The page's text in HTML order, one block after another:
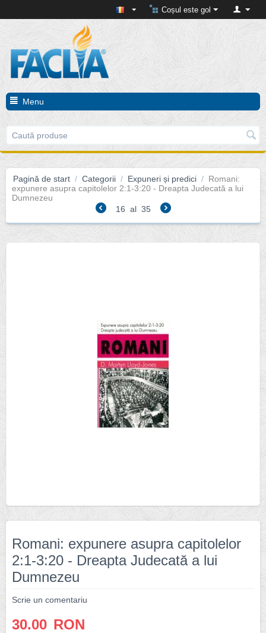
Coșul este gol
Menu
Pagină de start / Categorii / Expuneri și predici / Romani:
expunere asupra capitolelor 2:1-3:20 - Dreapta Judecată a lui
Dumnezeu
16 al 35
Romani: expunere asupra capitolelor
2:1-3:20 - Dreapta Judecată a lui
Dumnezeu
Scrie un comentariu
30.00 RON